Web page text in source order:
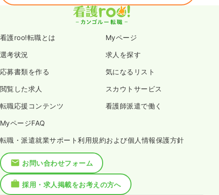
看護roo!転職とは Myページ
選考状況 求人を探す
応募書類を作る 気になるリスト
閲覧した求人 スカウトサービス
転職応援コンテンツ 看護師派遣で働く
MyページFAQ
転職・派遣就業サポート利用規約および個人情報保護方針
お問い合わせフォーム
採用・求人掲載をお考えの方へ